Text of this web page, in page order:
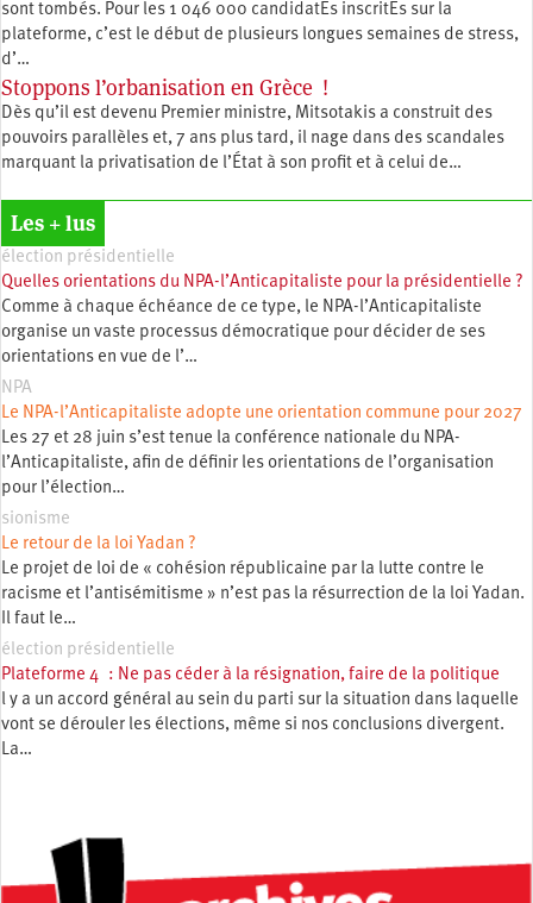
sont tombés. Pour les 1 046 000 candidatEs inscritEs sur la
plateforme, c’est le début de plusieurs longues semaines de stress,
d’…
Stoppons l’orbanisation en Grèce !
Dès qu’il est devenu Premier ministre, Mitsotakis a construit des
pouvoirs parallèles et, 7 ans plus tard, il nage dans des scandales
marquant la privatisation de l’État à son profit et à celui de…
Les + lus
élection présidentielle
Quelles orientations du NPA-l’Anticapitaliste pour la présidentielle ?
Comme à chaque échéance de ce type, le NPA-l’Anticapitaliste
organise un vaste processus démocratique pour décider de ses
orientations en vue de l’…
NPA
Le NPA-l’Anticapitaliste adopte une orientation commune pour 2027
Les 27 et 28 juin s’est tenue la conférence nationale du NPA-
l’Anticapitaliste, afin de définir les orientations de l’organisation
pour l’élection…
sionisme
Le retour de la loi Yadan ?
Le projet de loi de « cohésion républicaine par la lutte contre le
racisme et l’antisémitisme » n’est pas la résurrection de la loi Yadan.
Il faut le…
élection présidentielle
Plateforme 4 : Ne pas céder à la résignation, faire de la politique
l y a un accord général au sein du parti sur la situation dans laquelle
vont se dérouler les élections, même si nos conclusions divergent.
La…